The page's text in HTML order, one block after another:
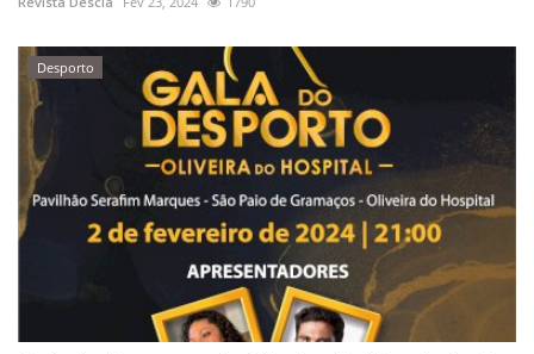
Saúde
Ficha técnica
Cultura
Lazer
Desporto